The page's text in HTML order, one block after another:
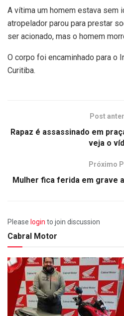
A vítima um homem estava sem
atropelador parou para prestar
ser acionado, mas o homem
O corpo foi encaminhado para o
Curitiba.
Post
Rapaz é assassinado em
veja o
Próximo
Mulher fica ferida em grave
Please login to join discussion
Cabral Motor